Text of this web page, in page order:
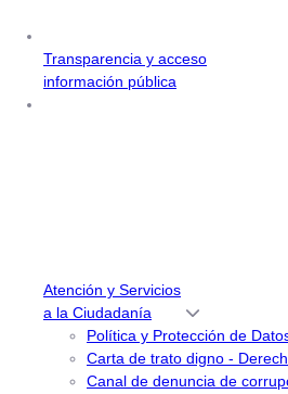
Transparencia y acceso
información pública
Atención y Servicios
a la Ciudadanía
Política y Protección de
Carta de trato digno -
Canal de denuncia de